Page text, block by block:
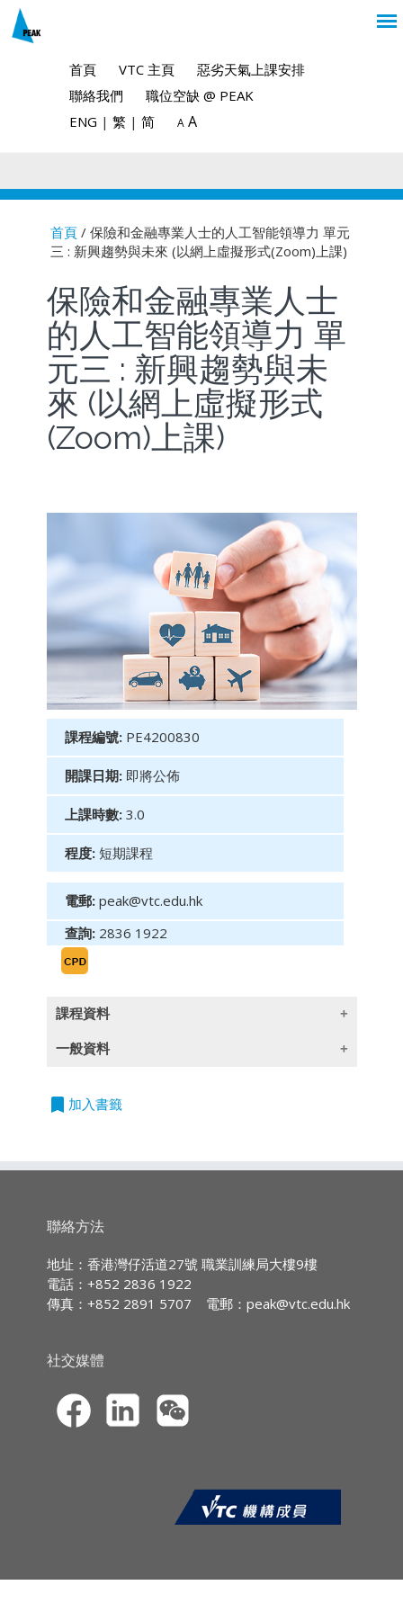
首頁 VTC 主頁
惡劣天氣上課安排
聯絡我們
職位空缺 @ PEAK
ENG | 繁 | 简 A A
You are here
首頁/ 保險和金融專業人士的人工智能領導力 單元
三 : 新興趨勢與未來 (以網上虛擬形式(Zoom)上課)
保險和金融專業人士
的人工智能領導力 單
元三 : 新興趨勢與未
來 (以網上虛擬形式
(Zoom)上課)
課程編號: PE4200830
開課日期: 即將公佈
上課時數: 3.0
程度: 短期課程
電郵: peak@vtc.edu.hk
查詢: 2836 1922
課程資料
們的業務策略中。課程重點在於最新趨勢、實際
• 人工智能整合的領導策略
• 人工智能的未來趨勢
• 未來預測
課程報名
業訓練局持續專業進修網站
以信用卡（VISA／萬事達）於網上繳付學
費。本院只處理填寫完整報名資料及已繳
區（香港特區）入境事務處所簽發的香港
身份證 / 護照 / 旅行證件、或有效的來港
名及相片，其他個人資料必須遮蓋。
一般資料
授課語言
持續專業進修
IA CPD Hours:
3
MPFA Non-core CPD Hours:
HKMA ECF CPD Hours 3
bookmark 加入書籤
聯絡方法
地址：香港灣仔活道27號 職業訓練局大樓9樓
電話：+852 2836 1922
傳真：+852 2891 5707
電郵： peak@vtc.edu.hk
社交媒體